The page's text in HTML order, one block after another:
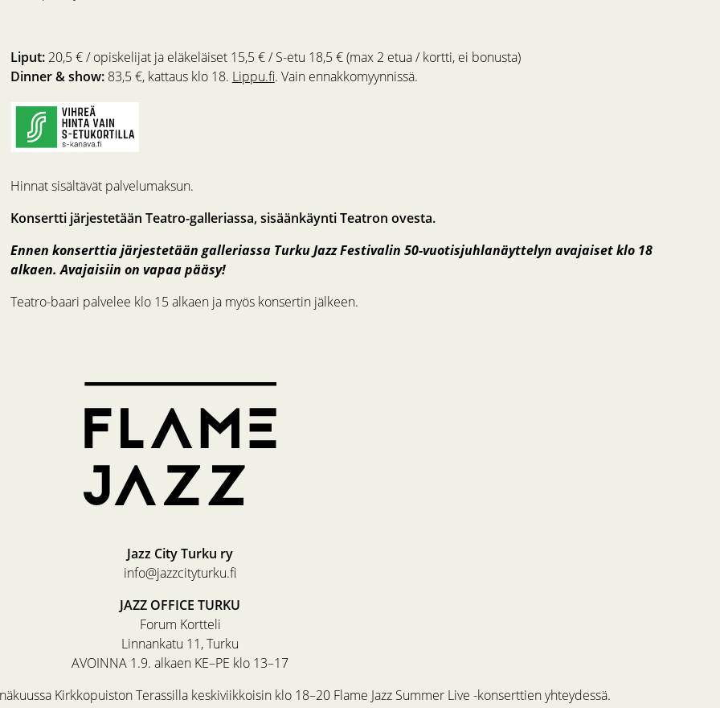
Liput:20,5 € / opiskelijat ja eläkeläiset 15,5 € / S-etu 18,5 € (max 2 etua / kortti, ei bonusta)
Dinner & show:83,5 €, kattaus klo 18. Lippu.fi. Vain ennakkomyynnissä.
Hinnat sisältävät palvelumaksun.
Konsertti järjestetään Teatro-galleriassa, sisäänkäynti Teatron ovesta.
Ennen konserttia järjestetään galleriassa Turku Jazz Festivalin 50-vuotisjuhlanäyttelyn avajaiset klo 18
alkaen. Avajaisiin on vapaa pääsy!
Teatro-baari palvelee klo 15 alkaen ja myös konsertin jälkeen.
Jazz City Turku ry
info@jazzcityturku.fi
JAZZ OFFICE TURKU
Forum Kortteli
Linnankatu 11, Turku
AVOINNA 1.9. alkaen KE–PE klo 13–17
Kirkkopuiston Terassilla keskiviikkoisin klo 18–20 Flame Jazz Summer Live -konserttien yhteydessä.